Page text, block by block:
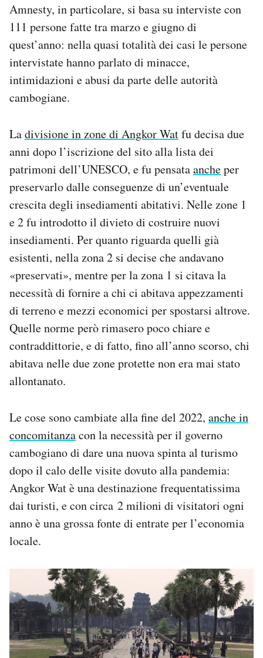
Amnesty, in particolare, si basa su interviste con
111 persone fatte tra marzo e giugno di
quest’anno: nella quasi totalità dei casi le persone
intervistate hanno parlato di minacce,
intimidazioni e abusi da parte delle autorità
cambogiane.
Ladivisione in zone di Angkor Watfu decisa due
anni dopo l’iscrizione del sito alla lista dei
patrimoni dell’UNESCO, e fu pensataancheper
preservarlo dalle conseguenze di un’eventuale
crescita degli insediamenti abitativi. Nelle zone 1
e 2 fu introdotto il divieto di costruire nuovi
insediamenti. Per quanto riguarda quelli già
esistenti, nella zona 2 si decise che andavano
«preservati», mentre per la zona 1 si citava la
necessità di fornire a chi ci abitava appezzamenti
di terreno e mezzi economici per spostarsi altrove.
Quelle norme però rimasero poco chiare e
contraddittorie, e di fatto, fino all’anno scorso, chi
abitava nelle due zone protette non era mai stato
allontanato.
Le cose sono cambiate alla fine del 2022, anche in
concomitanzacon la necessità per il governo
cambogiano di dare una nuova spinta al turismo
dopo il calo delle visite dovuto alla pandemia:
Angkor Wat è una destinazione frequentatissima
dai turisti, e con circa 2 milioni di visitatori ogni
anno è una grossa fonte di entrate per l’economia
locale.